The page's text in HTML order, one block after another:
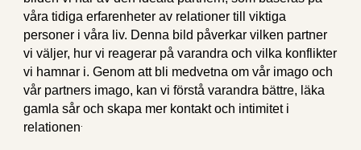
våra tidiga erfarenheter av relationer till viktiga
personer i våra liv. Denna bild påverkar vilken partner
vi väljer, hur vi reagerar på varandra och vilka konflikter
vi hamnar i. Genom att bli medvetna om vår imago och
vår partners imago, kan vi förstå varandra bättre, läka
gamla sår och skapa mer kontakt och intimitet i
relationen